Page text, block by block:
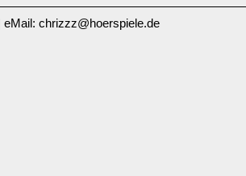
| eMail: chrizzz@hoerspiele.de